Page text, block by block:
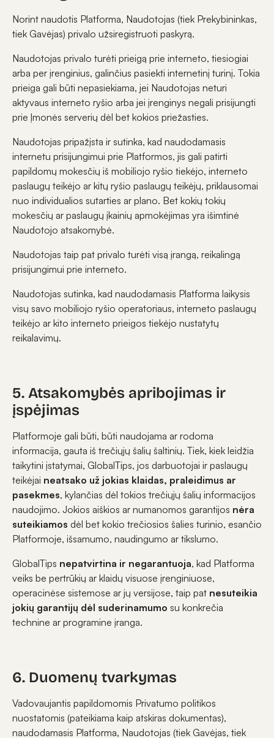
Norint naudotis Platforma, Naudotojas (tiek Prekybininkas,
tiek Gavėjas) privalo užsiregistruoti paskyrą.
Naudotojas privalo turėti prieigą prie interneto, tiesiogiai
arba per įrenginius, galinčius pasiekti internetinį turinį. Tokia
prieiga gali būti nepasiekiama, jei Naudotojas neturi
aktyvaus interneto ryšio arba jei įrenginys negali prisijungti
prie Įmonės serverių dėl bet kokios priežasties.
Naudotojas pripažįsta ir sutinka, kad naudodamasis
internetu prisijungimui prie Platformos, jis gali patirti
papildomų mokesčių iš mobiliojo ryšio tiekėjo, interneto
paslaugų teikėjo ar kitų ryšio paslaugų teikėjų, priklausomai
nuo individualios sutarties ar plano. Bet kokių tokių
mokesčių ar paslaugų įkainių apmokėjimas yra išimtinė
Naudotojo atsakomybė.
Naudotojas taip pat privalo turėti visą įrangą, reikalingą
prisijungimui prie interneto.
Naudotojas sutinka, kad naudodamasis Platforma laikysis
visų savo mobiliojo ryšio operatoriaus, interneto paslaugų
teikėjo ar kito interneto prieigos tiekėjo nustatytų
reikalavimų.
5. Atsakomybės apribojimas ir
įspėjimas
Platformoje gali būti, būti naudojama ar rodoma
informacija, gauta iš trečiųjų šalių šaltinių. Tiek, kiek leidžia
taikytini įstatymai, GlobalTips, jos darbuotojai ir paslaugų
teikėjai neatsako už jokias klaidas, praleidimus ar
pasekmes, kylančias dėl tokios trečiųjų šalių informacijos
naudojimo. Jokios aiškios ar numanomos garantijos nėra
suteikiamos dėl bet kokio trečiosios šalies turinio, esančio
Platformoje, išsamumo, naudingumo ar tikslumo.
GlobalTips nepatvirtina ir negarantuoja, kad Platforma
veiks be pertrūkių ar klaidų visuose įrenginiuose,
operacinėse sistemose ar jų versijose, taip pat nesuteikia
jokių garantijų dėl suderinamumo su konkrečia
technine ar programine įranga.
6. Duomenų tvarkymas
Vadovaujantis papildomomis Privatumo politikos
nuostatomis (pateikiama kaip atskiras dokumentas),
naudodamasis Platforma, Naudotojas (tiek Gavėjas, tiek